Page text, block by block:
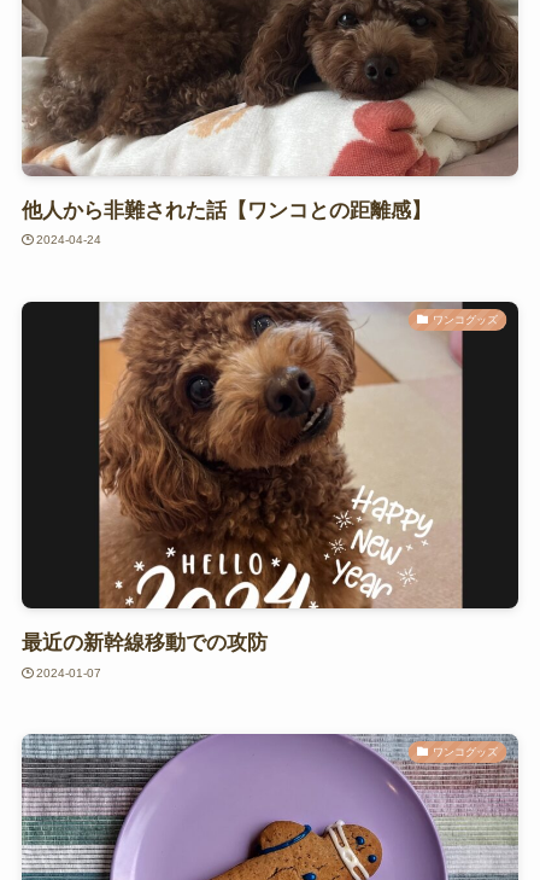
他人から非難された話【ワンコとの距離感】
2024-04-24
ワンコグッズ
最近の新幹線移動での攻防
2024-01-07
ワンコグッズ